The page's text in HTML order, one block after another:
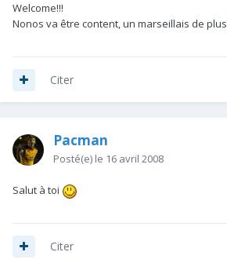
Welcome!!!
Nonos va être content, un marseillais de plus
Citer
Pacman
Posté(e) le 16 avril 2008
Salut à toi
Citer